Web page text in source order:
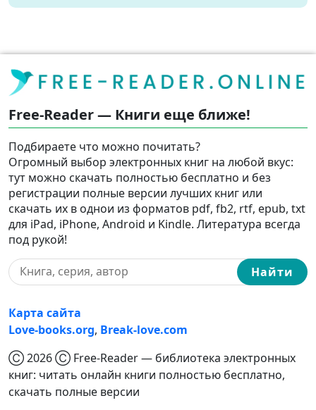
Free-Reader — Книги еще ближе!
Подбираете что можно почитать?
Огромный выбор электронных книг на любой вкус:
тут можно скачать полностью бесплатно и без
регистрации полные версии лучших книг или
скачать их в однои из форматов pdf, fb2, rtf, epub, txt
для iPad, iPhone, Android и Kindle. Литература всегда
под рукой!
Найти
Карта сайта
Love-books.org, Break-love.com
Ⓒ 2026 Ⓒ Free-Reader — библиотека электронных
книг: читать онлайн книги полностью бесплатно,
скачать полные версии